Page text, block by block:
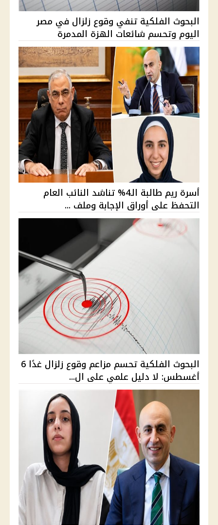
البحوث الفلكية تنفي وقوع زلزال في مصر
اليوم وتحسم شائعات الهزة المدمرة
أسرة ريم طالبة الـ4% تناشد النائب العام
التحفظ على أوراق الإجابة وملف ...
البحوث الفلكية تحسم مزاعم وقوع زلزال غدًا 6
أغسطس: لا دليل علمي على ال...